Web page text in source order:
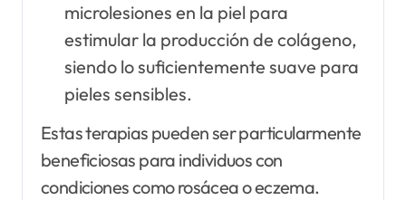
microlesiones en la piel para
estimular la producción de colágeno,
siendo lo suficientemente suave para
pieles sensibles.
Estas terapias pueden ser particularmente
beneficiosas para individuos con
condiciones como rosácea o eczema.